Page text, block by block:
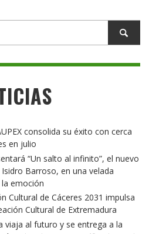
consolida su éxito con cerca
en julio
“Un salto al infinito”, el nuevo
Barroso, en una velada
emoción
Cultural de Cáceres 2031 impulsa
Cultural de Extremadura
viaja al futuro y se entrega a la